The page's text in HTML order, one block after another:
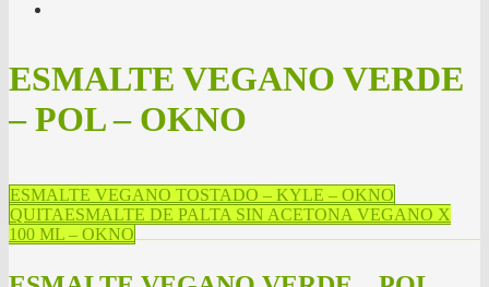
ESMALTE VEGANO VERDE
– POL – OKNO
ESMALTE VEGANO TOSTADO – KYLE – OKNO
QUITAESMALTE DE PALTA SIN ACETONA VEGANO X
100 ML – OKNO